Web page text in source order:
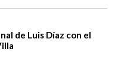
de Luis Díaz con el